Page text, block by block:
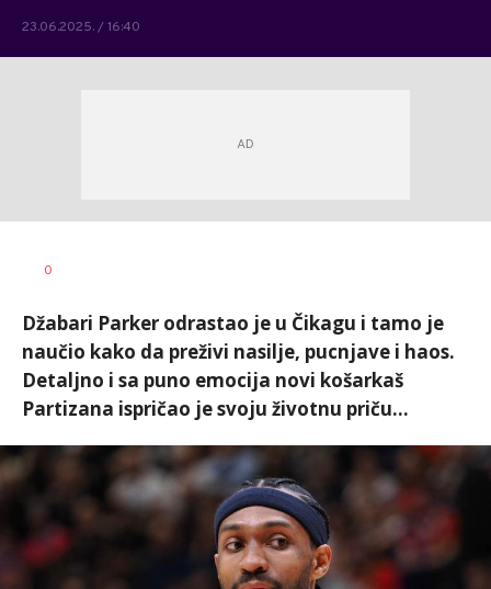
23.06.2025. / 16:40
0
Džabari Parker odrastao je u Čikagu i tamo je
naučio kako da preživi nasilje, pucnjave i haos.
Detaljno i sa puno emocija novi košarkaš
Partizana ispričao je svoju životnu priču...